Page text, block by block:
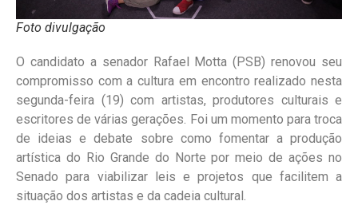
Foto divulgação
O candidato a senador Rafael Motta (PSB) renovou seu
compromisso com a cultura em encontro realizado nesta
segunda-feira (19) com artistas, produtores culturais e
escritores de várias gerações. Foi um momento para troca
de ideias e debate sobre como fomentar a produção
artística do Rio Grande do Norte por meio de ações no
Senado para viabilizar leis e projetos que facilitem a
situação dos artistas e da cadeia cultural.